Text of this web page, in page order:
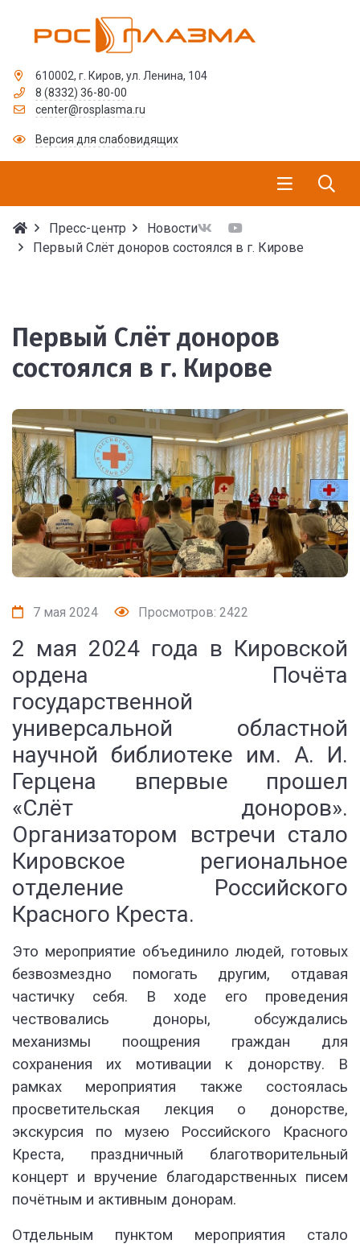
610002, г. Киров, ул. Ленина, 104
8 (8332) 36-80-00
center@rosplasma.ru
Версия для слабовидящих
Пресс-центр
Новости
Первый Слёт доноров состоялся в г. Кирове
Первый Слёт доноров
состоялся в г. Кирове
7 мая 2024 Просмотров: 2422
2 мая 2024 года в Кировской
ордена Почёта
государственной
универсальной областной
научной библиотеке им. А. И.
Герцена впервые прошел
«Слёт доноров».
Организатором встречи стало
Кировское региональное
отделение Российского
Красного Креста.
Это мероприятие объединило людей, готовых
безвозмездно помогать другим, отдавая
частичку себя. В ходе его проведения
чествовались доноры, обсуждались
механизмы поощрения граждан для
сохранения их мотивации к донорству. В
рамках мероприятия также состоялась
просветительская лекция о донорстве,
экскурсия по музею Российского Красного
Креста, праздничный благотворительный
концерт и вручение благодарственных писем
почётным и активным донорам.
Отдельным пунктом мероприятия стало